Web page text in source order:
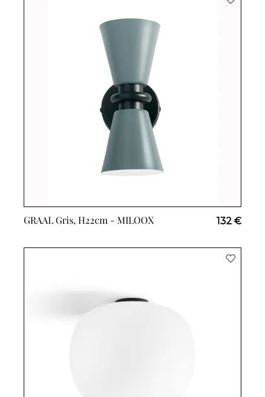
GRAAL Gris, H22cm - MILOOX 132 €